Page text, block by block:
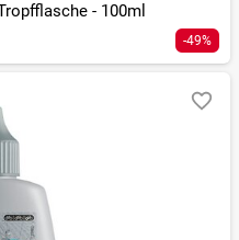
- 100ml
-49%